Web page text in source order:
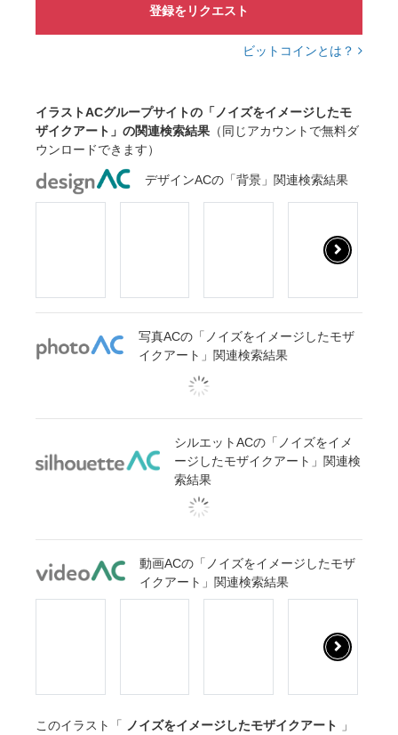
登録をリクエスト
ビットコインとは？
イラストACグループサイトの「ノイズをイメージしたモ
ザイクアート」の関連検索結果 （同じアカウントで無料ダ
ウンロードできます）
デザインACの「背景」関連検索結果
写真ACの「ノイズをイメージしたモザ
イクアート」関連検索結果
シルエットACの「ノイズをイメ
ージしたモザイクアート」関連検
索結果
動画ACの「ノイズをイメージしたモザ
イクアート」関連検索結果
このイラスト「 ノイズをイメージしたモザイクアート
」